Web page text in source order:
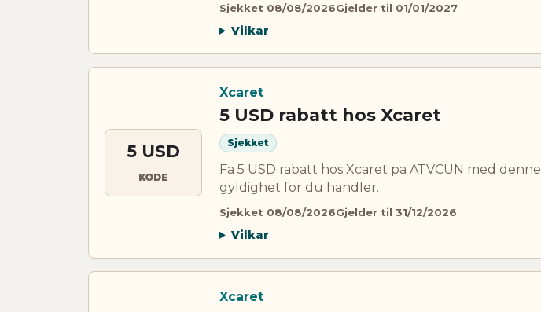
Sjekket 08/08/2026Gjelder til 01/01/2027
Vilkar
5 USD
KODE
Xcaret
5 USD rabatt hos Xcaret
Sjekket
Fa 5 USD rabatt hos Xcaret pa ATVCUN med
gyldighet for du handler.
Sjekket 08/08/2026Gjelder til 31/12/2026
Vilkar
Xcaret